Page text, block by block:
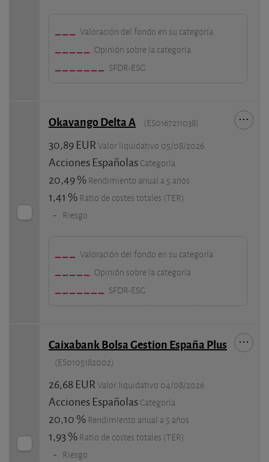
Valoración del fondo en su categoría
Opinión sobre la categoría
SFDR-ESG
Okavango Delta A (ES0167211038)
30,89 EUR Valor liquidativo 05/08/2026
Acciones Españolas Categoría
20,49 % Rendimiento anual a 5 años
1,41 % Ratio de costes totales (TER)
- Riesgo
Valoración del fondo en su categoría
Opinión sobre la categoría
SFDR-ESG
Caixabank Bolsa Gestion España Plus
(ES0105182002)
26,68 EUR Valor liquidativo 04/08/2026
Acciones Españolas Categoría
20,10 % Rendimiento anual a 5 años
1,93 % Ratio de costes totales (TER)
- Riesgo